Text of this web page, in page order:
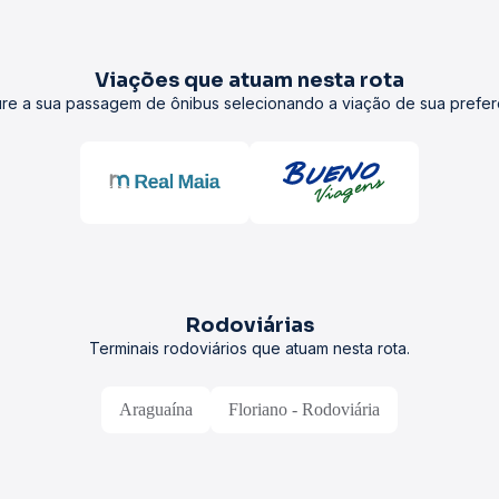
Viações que atuam nesta rota
a sua passagem de ônibus selecionando a viação de sua
Rodoviárias
Terminais rodoviários que atuam nesta rota.
Araguaína Floriano - Rodoviária